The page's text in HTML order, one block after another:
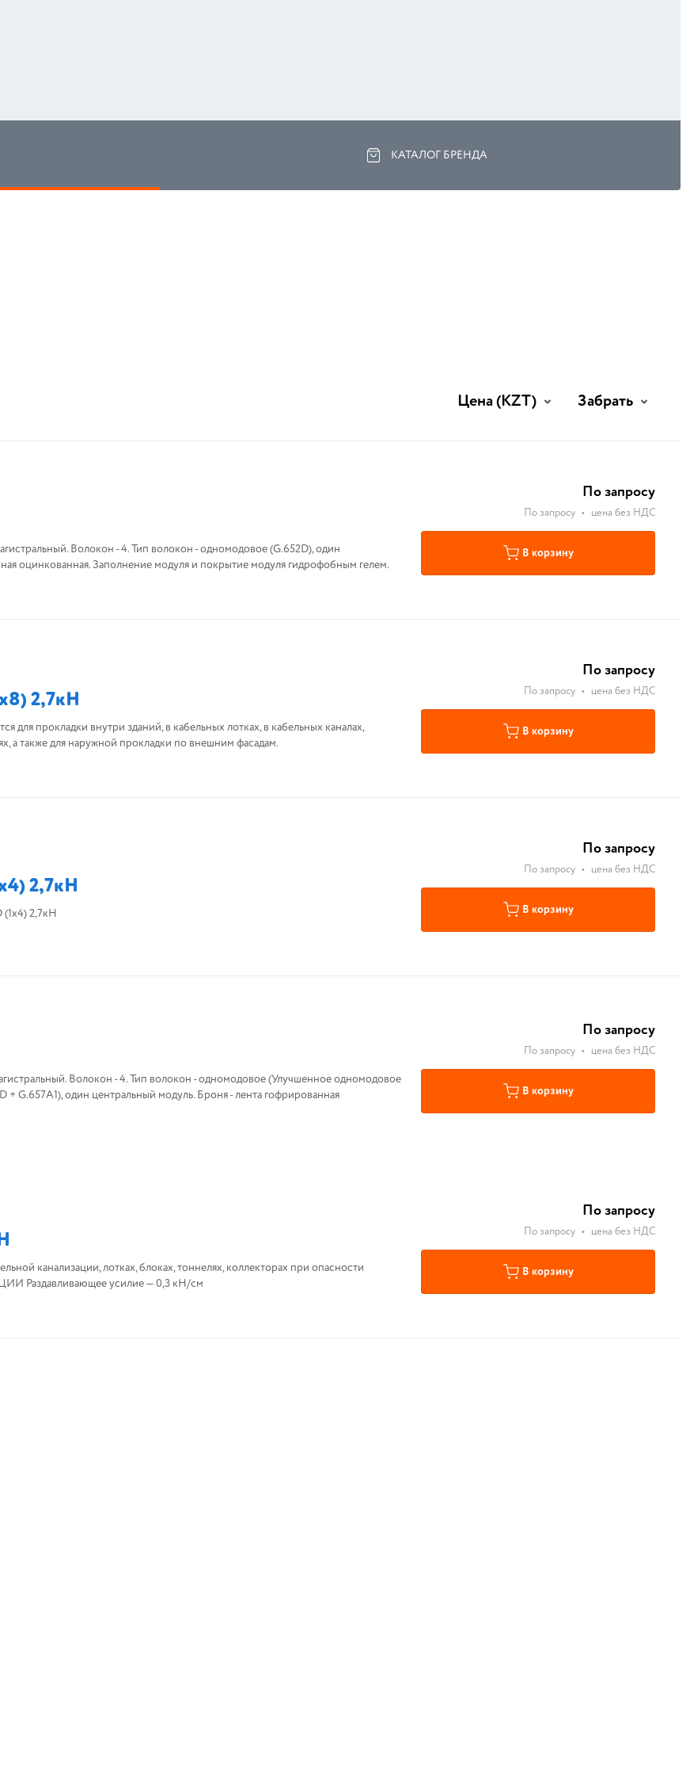
КАТАЛОГ БРЕНДА
Цена(KZT) Забрать
(G.652D), один
оцинкованная. Заполнение модуля и покрытие модуля гидрофобным гелем.
По запросу
По запросу • цена без НДС
В корзину
2,7кН
для прокладки внутри зданий, в кабельных лотках, в кабельных каналах,
а также для наружной прокладки по внешним фасадам.
По запросу
По запросу • цена без НДС
В корзину
2,7кН
2,7кН
По запросу
По запросу • цена без НДС
В корзину
(Улучшенное одномодовое
+ G.657A1), один центральный модуль. Броня - лента гофрированная
По запросу
По запросу • цена без НДС
В корзину
канализации, лотках, блоках, тоннелях, коллекторах при опасности
Раздавливающее усилие — 0,3 кН/см
По запросу
По запросу • цена без НДС
В корзину